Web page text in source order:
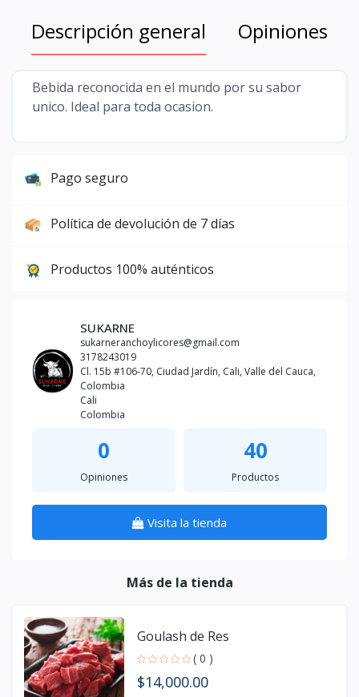
Descripción general Opiniones
Bebida reconocida en el mundo por su sabor
unico. Ideal para toda ocasion.
Pago seguro
Política de devolución de 7 días
Productos 100% auténticos
SUKARNE
sukarneranchoylicores@gmail.com
3178243019
Cl. 15b #106-70, Ciudad Jardín, Cali, Valle del Cauca,
Colombia
Cali
Colombia
0
Opiniones
40
Productos
Visita la tienda
Más de la tienda
Goulash de Res
( 0 )
$14,000.00